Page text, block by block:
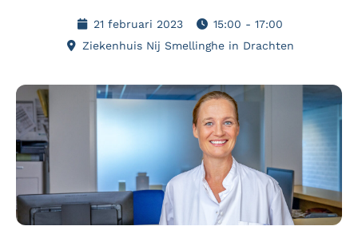
21 februari 2023
15:00 - 17:00
Ziekenhuis Nij Smellinghe in Drachten